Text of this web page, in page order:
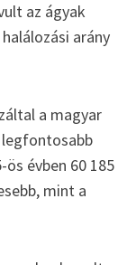
az ágyak
arány
a magyar
évben 60 185
mint a